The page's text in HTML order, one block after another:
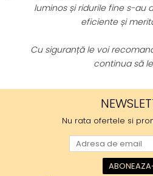
luminos și ridurile fine s-au
eficiente și
Cu siguranță le voi
continua să le
Nu rata ofertele si